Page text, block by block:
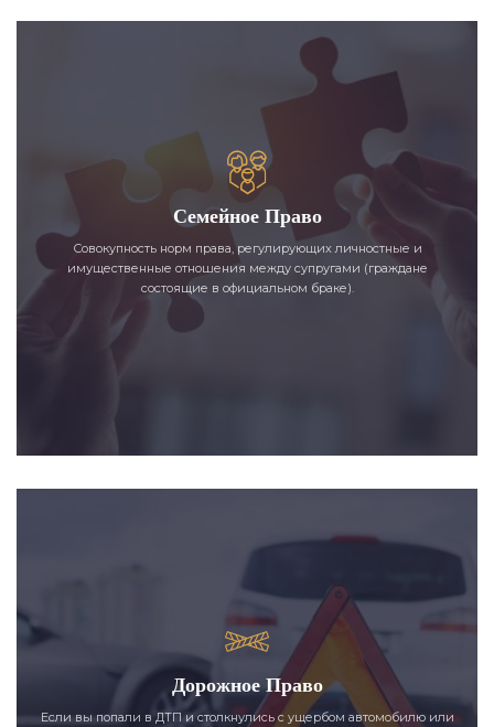
Семейное Право
Совокупность норм права, регулирующих личностные и
имущественные отношения между супругами (граждане
состоящие в официальном браке).
Дорожное Право
Если вы попали в ДТП и столкнулись с ущербом автомобилю или